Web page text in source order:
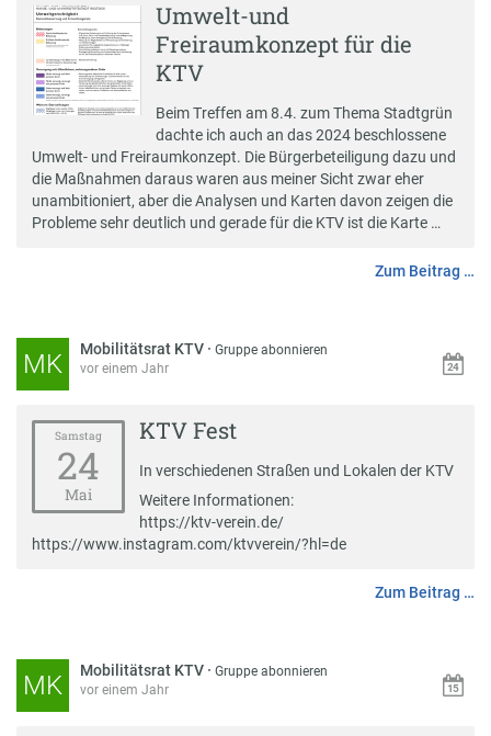
Umwelt-und
Freiraumkonzept für die
KTV
Beim Treffen am 8.4. zum Thema Stadtgrün
dachte ich auch an das 2024 beschlossene
Umwelt- und Freiraumkonzept. Die Bürgerbeteiligung dazu und
die Maßnahmen daraus waren aus meiner Sicht zwar eher
unambitioniert, aber die Analysen und Karten davon zeigen die
Probleme sehr deutlich und gerade für die KTV ist die Karte …
Zum Beitrag …
MK Mobilitätsrat KTV ·Gruppe abonnieren
vor einem Jahr
Samstag
24
Mai
KTV Fest
In verschiedenen Straßen und Lokalen der KTV
Weitere Informationen:
https://ktv-verein.de/
https://www.instagram.com/ktvverein/?hl=de
Zum Beitrag …
MK Mobilitätsrat KTV ·Gruppe abonnieren
vor einem Jahr